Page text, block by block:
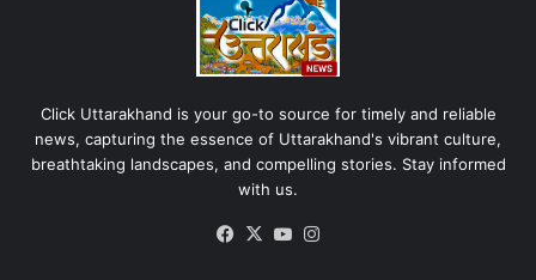
Click Uttarakhand is your go-to source for timely and reliable
news, capturing the essence of Uttarakhand's vibrant culture,
breathtaking landscapes, and compelling stories. Stay informed
with us.
Facebook
X YouTube